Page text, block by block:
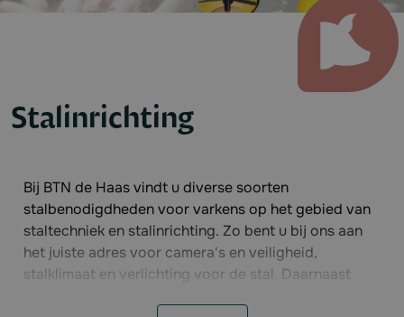
Stalinrichting
Bij BTN de Haas vindt u diverse soorten
stalbenodigdheden voor varkens op het gebied van
staltechniek en stalinrichting. Zo bent u bij ons aan
het juiste adres voor camera's en veiligheid,
stalklimaat en verlichting voor de stal. Daarnaast